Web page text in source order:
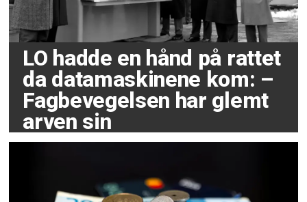
LO hadde en hånd på rattet
da datamaskinene kom: –
Fagbevegelsen har glemt
arven sin